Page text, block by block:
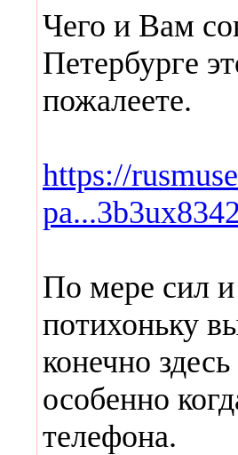
Чего и Вам
Петербурге
пожалеете.
https://
По мере сил
потихоньку
конечно
особенно
телефона.